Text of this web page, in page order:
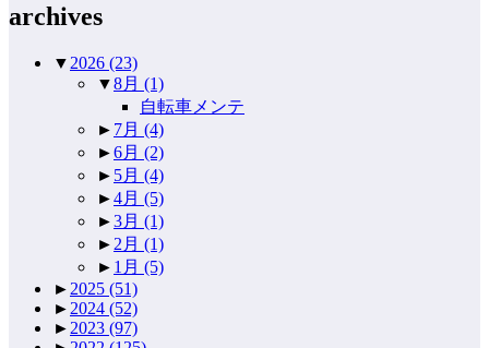
archives
▼ 2026 (23)
▼8月 (1)
自転車メンテ
► 7月 (4)
►6月 (2)
► 5月 (4)
►4月 (5)
►3月 (1)
► 2月 (1)
► 1月 (5)
► 2025 (51)
► 2024 (52)
► 2023 (97)